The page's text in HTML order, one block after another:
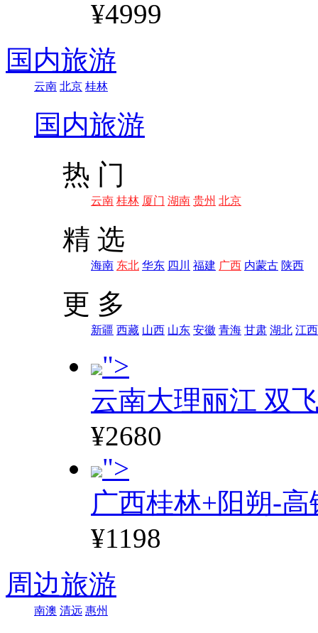
¥4999
国内旅游
云南 北京 桂林
国内旅游
热 门
云南 桂林 厦门 湖南 贵州 北京
精 选
海南 东北 华东 四川 福建 广西 内蒙古 陕西
更 多
新疆 西藏 山西 山东 安徽 青海 甘肃 湖北 江西
">
云南大理丽江 双
¥2680
">
广西桂林+阳朔-高
¥1198
周边旅游
南澳 清远 惠州